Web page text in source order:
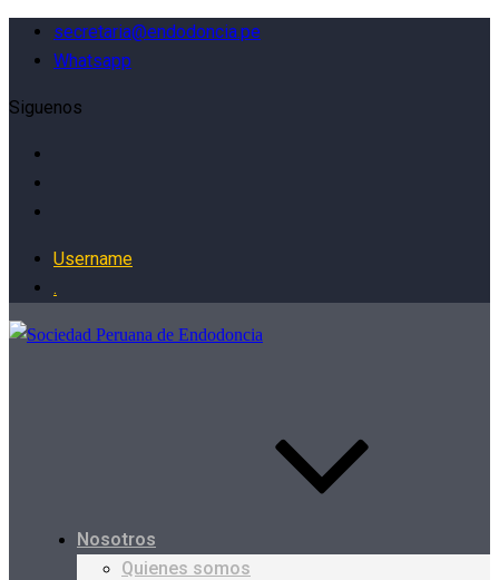
secretaria@endodoncia.pe
Whatsapp
Siguenos
Username
.
Nosotros
Quienes somos